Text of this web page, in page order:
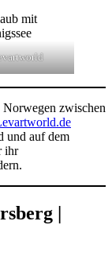
zwischen
und auf dem
ihr
|